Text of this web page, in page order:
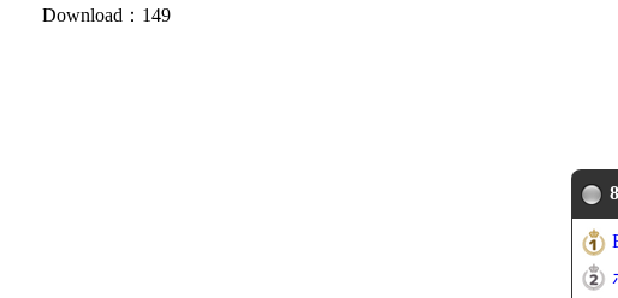
Download：149